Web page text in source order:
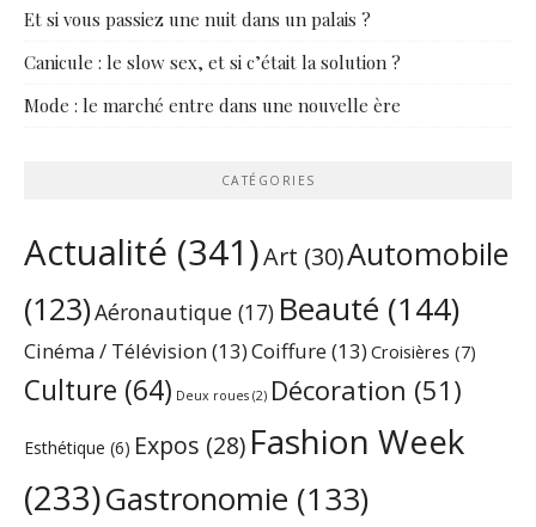
Et si vous passiez une nuit dans un palais ?
Canicule : le slow sex, et si c’était la solution ?
Mode : le marché entre dans une nouvelle ère
CATÉGORIES
Actualité (341)Art (30)Automobile
(123)Aéronautique (17) Beauté (144)
Cinéma / Télévision(13)Coiffure(13) Croisières (7)
Culture (64) Deux roues (2) Décoration (51)
Esthétique (6) Expos (28) Fashion Week
(233)Gastronomie (133)